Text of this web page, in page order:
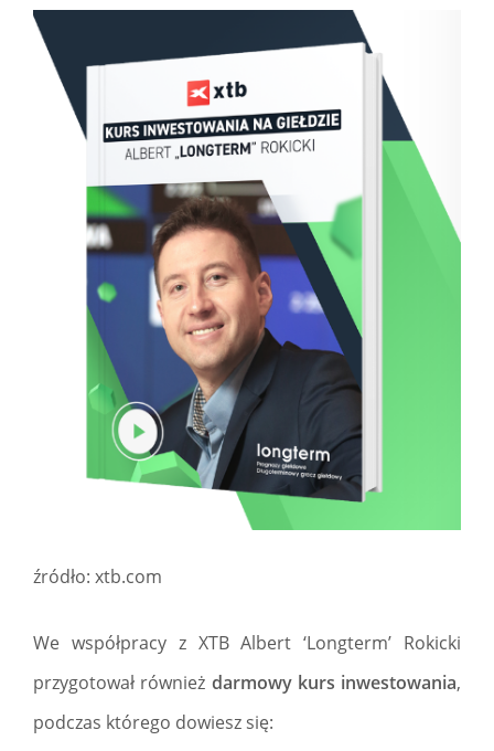
źródło: xtb.com
We współpracy z XTB Albert ‘Longterm’ Rokicki
przygotował również darmowy kurs inwestowania,
podczas którego dowiesz się: